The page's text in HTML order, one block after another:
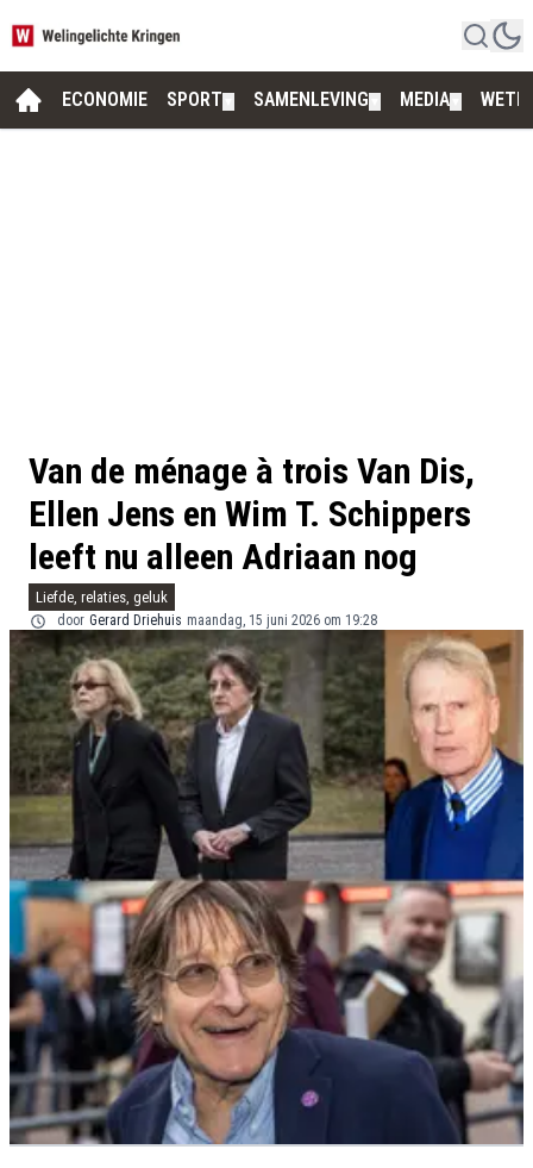
ECONOMIE SPORT SAMENLEVING MEDIA
Van de ménage à trois Van Dis,
Ellen Jens en Wim T. Schippers
leeft nu alleen Adriaan nog
Liefde, relaties, geluk
door Gerard Driehuis maandag, 15 juni 2026 om 19:28